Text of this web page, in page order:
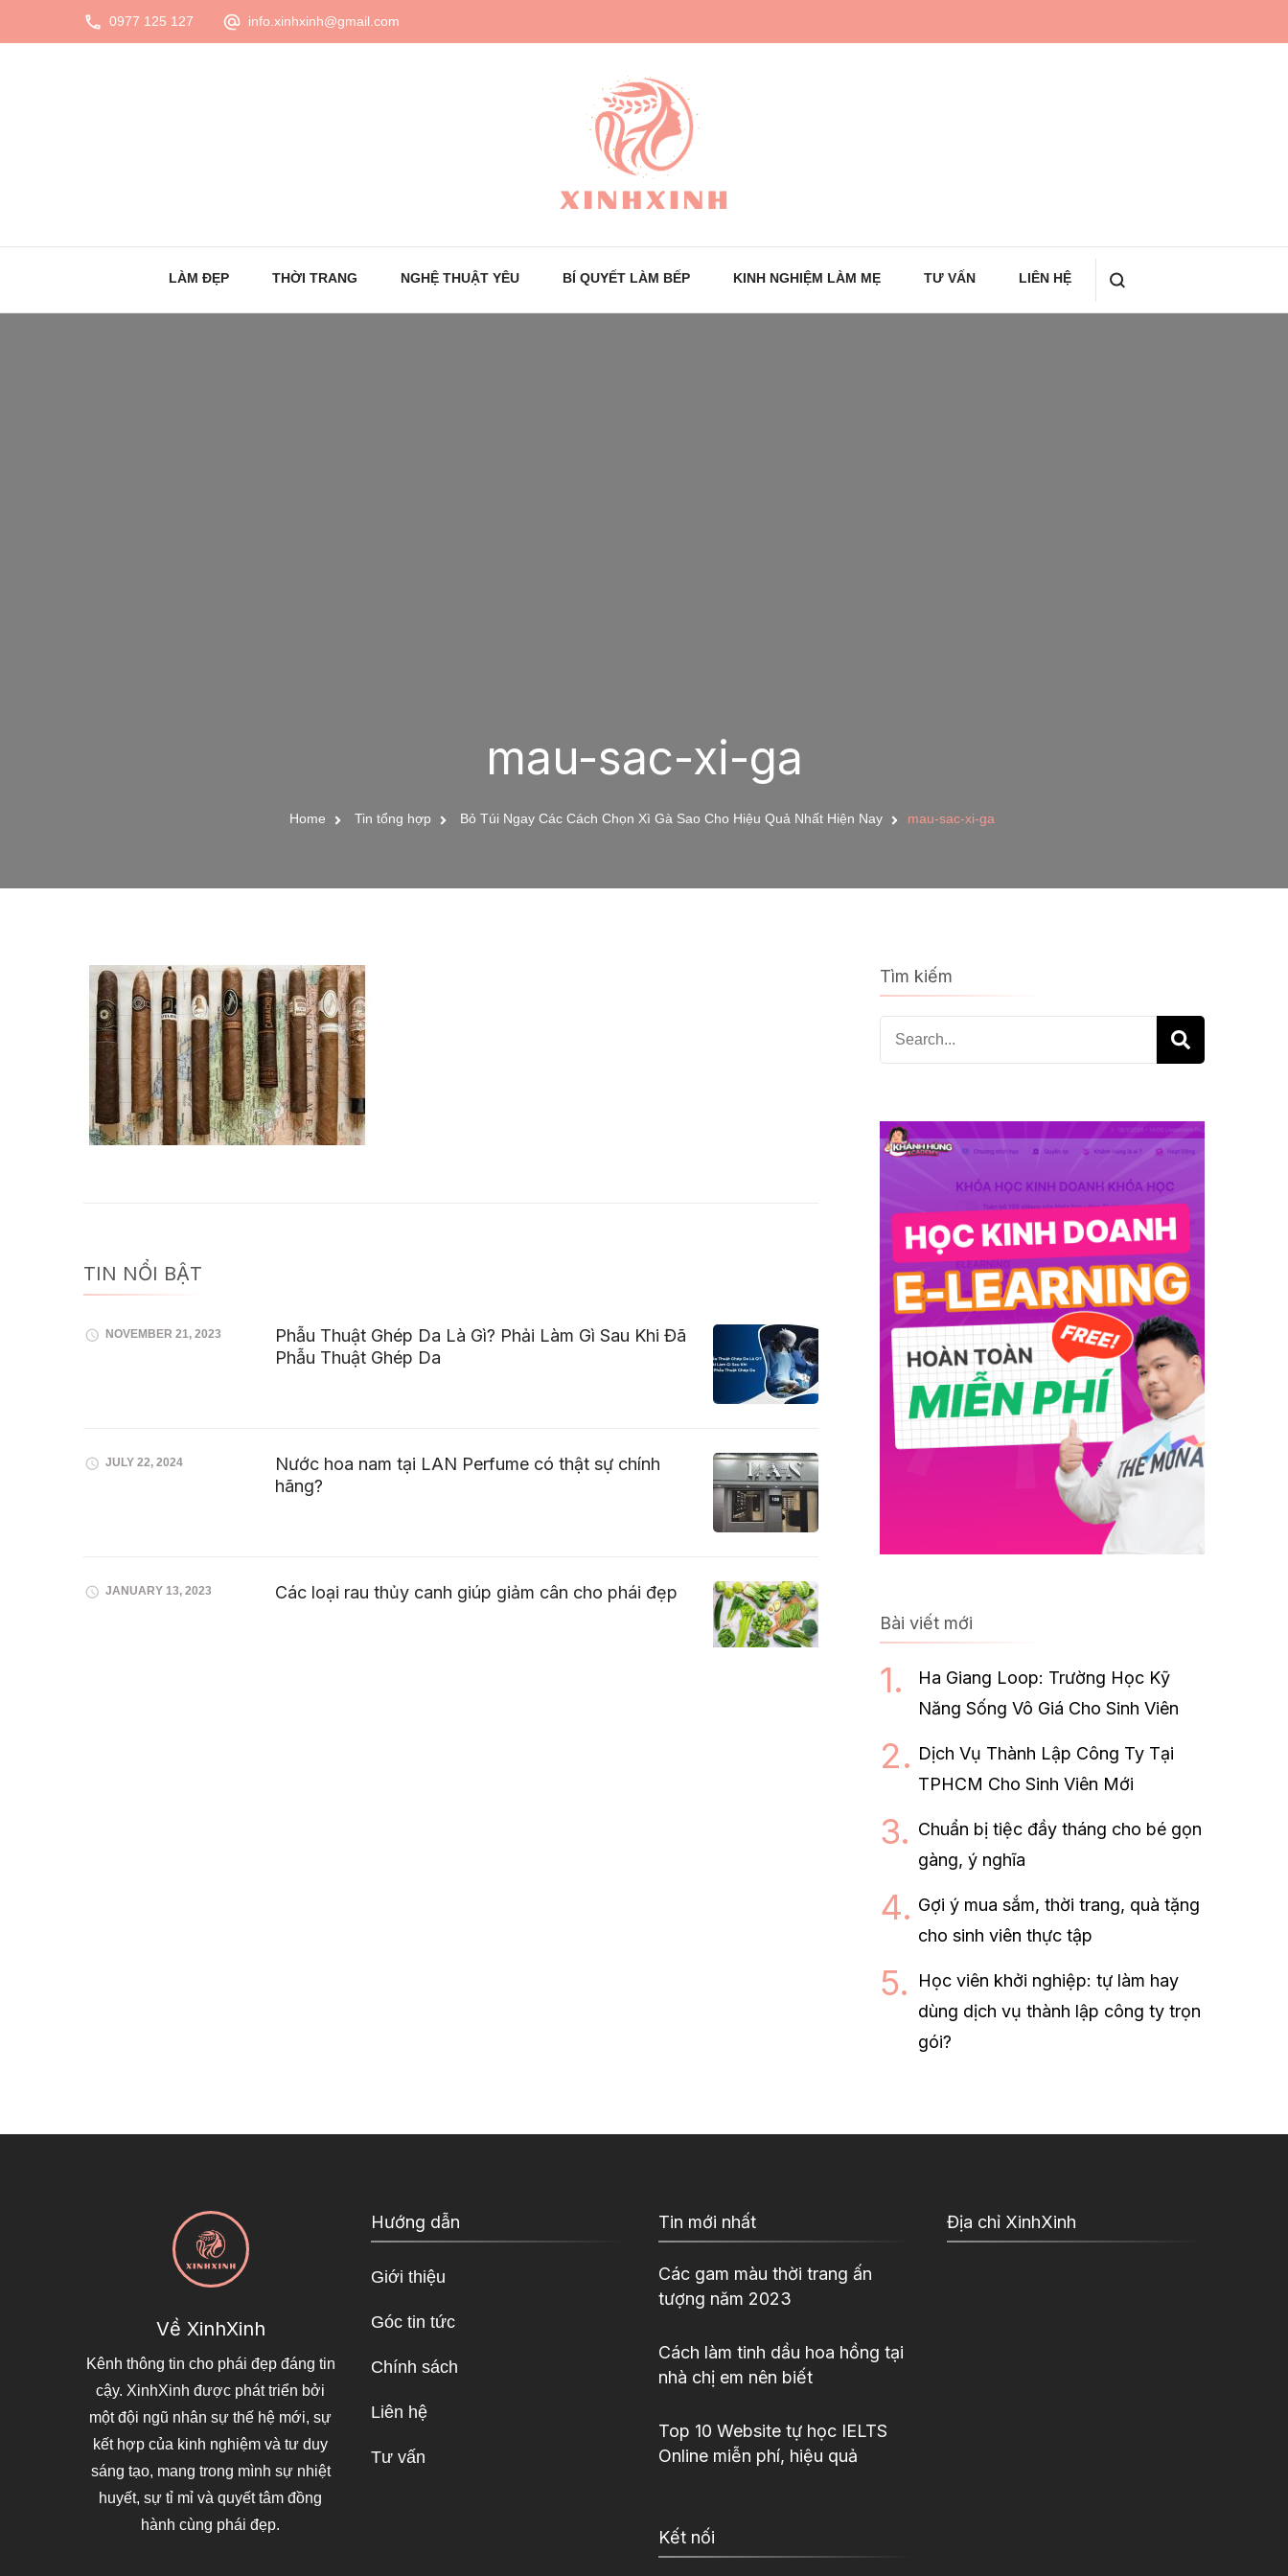
0977 125 127 info.xinhxinh@gmail.com
XinhXinh
Trang tin tức cho phái đẹp
LÀM ĐẸP THỜI TRANG NGHỆ THUẬT YÊU BÍ QUYẾT LÀM BẾP KINH NGHIỆM LÀM MẸ TƯ VẤN LIÊN HỆ
mau-sac-xi-ga
Home Tin tổng hợp Bỏ Túi Ngay Các Cách Chọn Xì Gà Sao Cho Hiệu Quả Nhất Hiện Nay mau-sac-xi-ga
TIN NỔI BẬT
NOVEMBER 21, 2023
Phẫu Thuật Ghép Da Là Gì? Phải Làm Gì Sau Khi Đã
Phẫu Thuật Ghép Da
JULY 22, 2024
Nước hoa nam tại LAN Perfume có thật sự chính
hãng?
JANUARY 13, 2023 Các loại rau thủy canh giúp giảm cân cho phái đẹp
Tìm kiếm
Search
for:
Bài viết mới
Ha Giang Loop: Trường Học Kỹ
Năng Sống Vô Giá Cho Sinh Viên
Dịch Vụ Thành Lập Công Ty Tại
TPHCM Cho Sinh Viên Mới
Chuẩn bị tiệc đầy tháng cho bé gọn
gàng, ý nghĩa
Gợi ý mua sắm, thời trang, quà tặng
cho sinh viên thực tập
Học viên khởi nghiệp: tự làm hay
dùng dịch vụ thành lập công ty trọn
gói?
Về XinhXinh
Kênh thông tin cho phái đẹp đáng tin
cậy. XinhXinh được phát triển bởi
một đội ngũ nhân sự thế hệ mới, sự
kết hợp của kinh nghiệm và tư duy
sáng tạo, mang trong mình sự nhiệt
huyết, sự tỉ mỉ và quyết tâm đồng
hành cùng phái đẹp.
Hướng dẫn
Giới thiệu
Góc tin tức
Chính sách
Liên hệ
Tư vấn
Tin mới nhất
Các gam màu thời trang ấn
tượng năm 2023
Cách làm tinh dầu hoa hồng tại
nhà chị em nên biết
Top 10 Website tự học IELTS
Online miễn phí, hiệu quả
Kết nối
Địa chỉ XinhXinh